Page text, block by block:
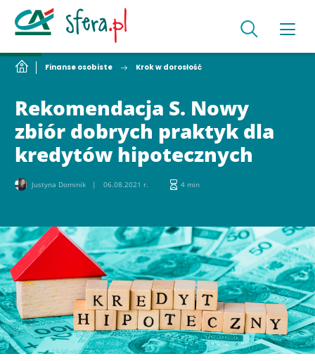
Finanse osobiste Krok w dorosłość
Rekomendacja S. Nowy
zbiór dobrych praktyk dla
kredytów hipotecznych
Justyna Dominik 06.08.2021 r. 4 min